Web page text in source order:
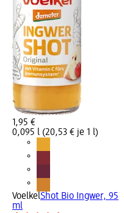
1,95 €
0,095 l (20,53 € je 1 l)
VoelkelShot Bio Ingwer, 95
ml